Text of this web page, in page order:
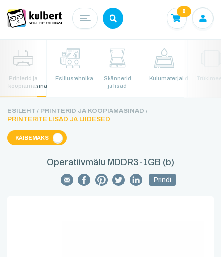
0
Printerid ja
koopiamasinad
Esitlustehnika
Skännerid
ja lisad
Kulumaterjalid
ESILEHT / PRINTERID JA KOOPIAMASINAD /
PRINTERITE LISAD JA LIIDESED
KÄIBEMAKS
Operatiivmälu MDDR3-1GB (b)
Prindi